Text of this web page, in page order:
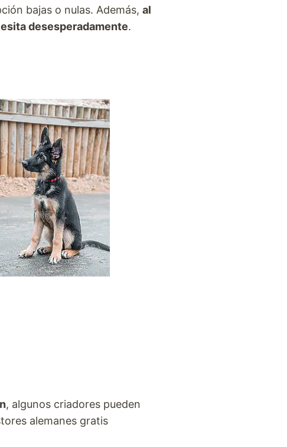
bajas o nulas. Además, al
desesperadamente.
, algunos criadores pueden
alemanes gratis